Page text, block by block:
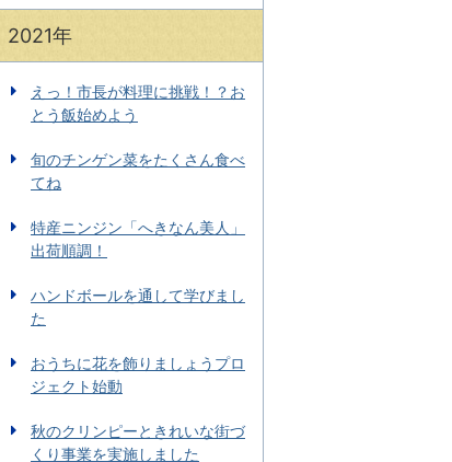
2021年
えっ！市長が料理に挑戦！？お
とう飯始めよう
旬のチンゲン菜をたくさん食べ
てね
特産ニンジン「へきなん美人」
出荷順調！
ハンドボールを通して学びまし
た
おうちに花を飾りましょうプロ
ジェクト始動
秋のクリンピーときれいな街づ
くり事業を実施しました